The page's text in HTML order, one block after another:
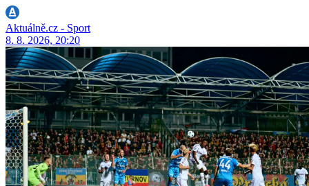
Aktuálně.cz - Sport
8. 8. 2026, 20:20